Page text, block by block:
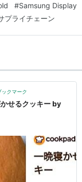
う何年も「出る出る」
#Samsung Display
プライチェーン
ックマーク
せるクッキー by